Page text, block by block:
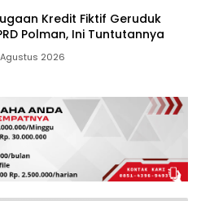
Kredit Fiktif Geruduk
Polman, Ini Tuntutannya
2026